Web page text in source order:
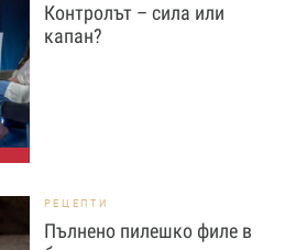
Контролът – сила или
капан?
РЕЦЕПТИ
Пълнено пилешко филе в